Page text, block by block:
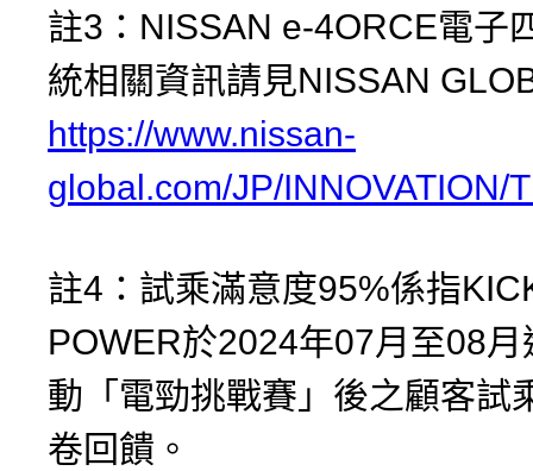
註3：NISSAN e-4ORCE電子
統相關資訊請見NISSAN
https://www.nissan-
global.com/JP/INNOVATION/
註4：試乘滿意度95%係指
POWER於2024年07月至08
動「電勁挑戰賽」後之顧客試
卷回饋。